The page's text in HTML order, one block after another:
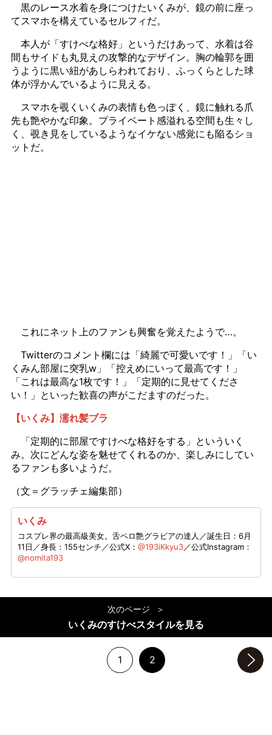
黒のレース水着を身につけたいくみが、鏡の前に座っ
てスマホを構えているセルフィだ。
本人が「すけべな格好」というだけあって、水着は谷
間もサイドも丸見えの攻撃的なデザイン。胸の輪郭を囲
うように黒い紐があしらわれており、ふっくらとした球
体が浮かんでいるように見える。
スマホを覗くいくみの表情も色っぽく、鏡に触れる爪
先も艶やかな印象。プライベート感溢れる空間も生々し
く、覗き見をしているようなイケない感覚にも陥るショ
ットだ。
これにネット上のファンも興奮を覚えたようで…。
Twitterのコメント欄には「綺麗で可愛いです！」「い
くみん部屋に突乳w」「控えめにいって最高です！」
「これは最高な1枚です！」「定期的に見せてくださ
い！」といった歓喜の声がこだますのだった。
【いくみ】濡れ髪ブラ
「定期的に部屋ですけべな格好をする」といういく
み。次にどんな姿を魅せてくれるのか、楽しみにしてい
るファンも多いようだ。
（文＝グラッチェ編集部）
いくみ
コスプレ界の最高級美女。舌ペロ艶グラビアの達人／誕生日：6月
11日／身長：155センチ／公式X： @193iKkyu3／公式Instagram：
@nomita193
次のページ
いくみのすけべスタイルを見る
1 2